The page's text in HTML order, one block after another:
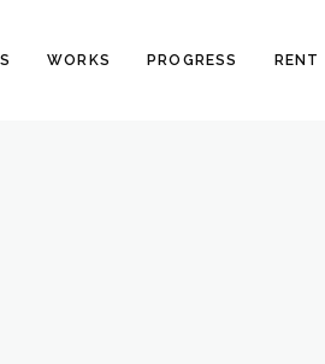
WORKS PROGRESS RENT